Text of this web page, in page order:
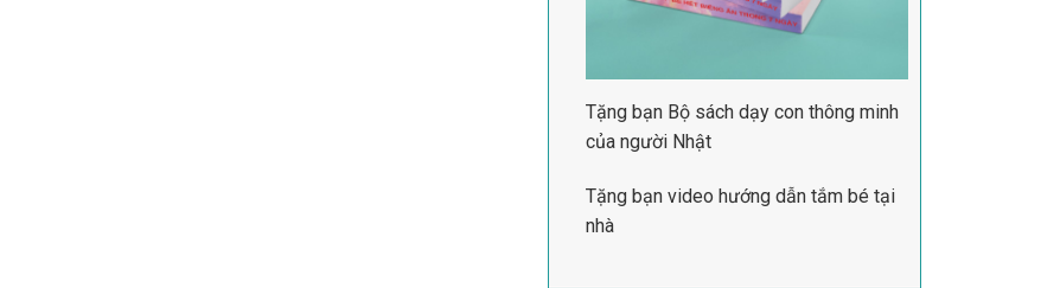
Tặng bạn Bộ sách dạy con thông minh
của người Nhật
Tặng bạn video hướng dẫn tắm bé tại
nhà